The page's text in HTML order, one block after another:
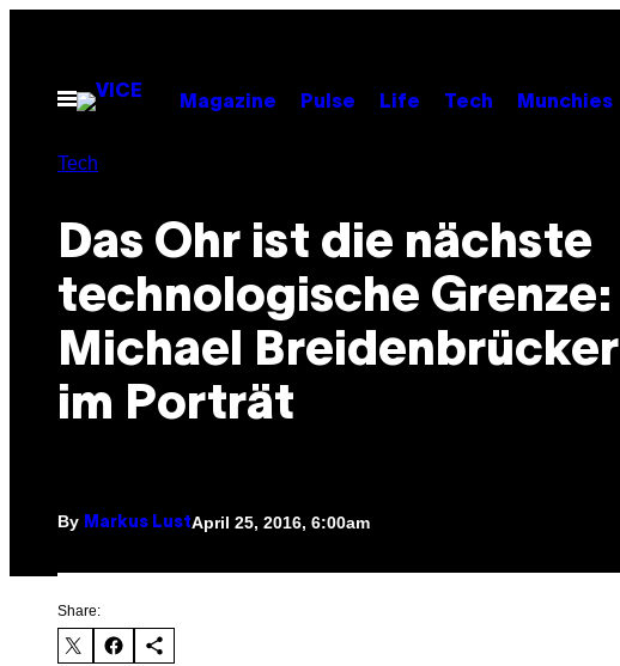
contentOpen
Menu
Magazine Pulse Life Tech Munchies
Tech
Das Ohr ist die nächste
technologische Grenze:
Michael Breidenbrücker
im Porträt
By Markus LustApril 25, 2016, 6:00am
Share: